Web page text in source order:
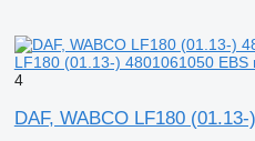
LF180 (01.13-) 4801061050
4
DAF, WABCO LF180